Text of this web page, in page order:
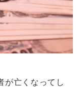
が亡くなってし